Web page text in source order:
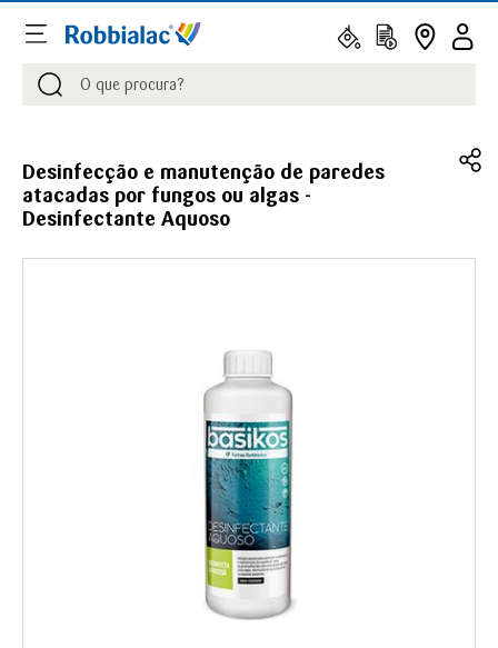
Procurar
Procurar
Desinfecção e manutenção de paredes
atacadas por fungos ou algas -
Desinfectante Aquoso